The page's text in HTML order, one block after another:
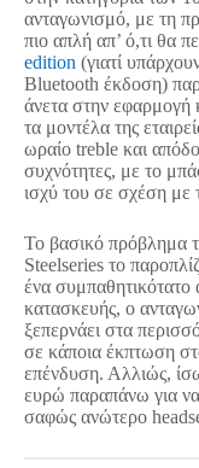
ανταγωνισμό, με τη
πιο απλή απ’ ό,τι θα
edition (γιατί
Bluetooth έκδοση)
άνετα στην
τα μοντέλα της
ωραίο treble και
συχνότητες, με το
ισχύ του σε σχέση με
Το βασικό πρόβλημα
Steelseries το
ένα συμπαθητικότατο
κατασκευής, ο
ξεπερνάει στα
σε κάποια έκπτωση
επένδυση. Αλλιώς,
ευρώ παραπάνω για
σαφώς ανώτερο